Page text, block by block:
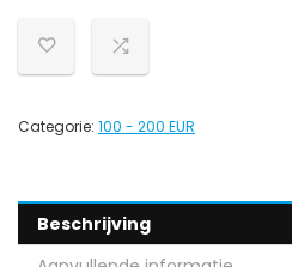
Categorie: 100 - 200 EUR
Beschrijving